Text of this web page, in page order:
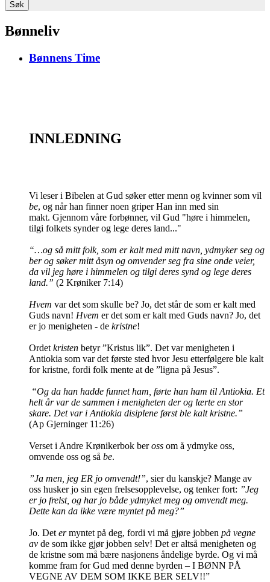
Søk
Bønneliv
Bønnens Time
INNLEDNING
Vi leser i Bibelen at Gud søker etter menn og kvinner som vil
be, og når han finner noen griper Han inn med sin
makt. Gjennom våre forbønner, vil Gud "høre i himmelen,
tilgi folkets synder og lege deres land..."
“…og så mitt folk, som er kalt med mitt navn, ydmyker seg og
ber og søker mitt åsyn og omvender seg fra sine onde veier,
da vil jeg høre i himmelen og tilgi deres synd og lege deres
land.” (2 Krøniker 7:14)
Hvem var det som skulle be? Jo, det står de som er kalt med
Guds navn! Hvem er det som er kalt med Guds navn? Jo, det
er jo menigheten - de kristne!
Ordet kristen betyr ”Kristus lik”. Det var menigheten i
Antiokia som var det første sted hvor Jesu etterfølgere ble kalt
for kristne, fordi folk mente at de ”ligna på Jesus”.
“Og da han hadde funnet ham, førte han ham til Antiokia. Et
helt år var de sammen i menigheten der og lærte en stor
skare. Det var i Antiokia disiplene først ble kalt kristne.”
(Ap Gjerninger 11:26)
Verset i Andre Krønikerbok beross om å ydmyke oss,
omvende oss og så be.
”Ja men, jeg ER jo omvendt!”, sier du kanskje? Mange av
oss husker jo sin egen frelsesopplevelse, og tenker fort: ”Jeg
er jo frelst, og har jo både ydmyket meg og omvendt meg.
Dette kan da ikke være myntet på meg?”
Jo. Det ermyntet på deg, fordi vi må gjøre jobben på vegne
av de som ikke gjør jobben selv! Det er altså menigheten og
de kristne som må bære nasjonens åndelige byrde. Og vi må
komme fram for Gud med denne byrden – I BØNN PÅ
VEGNE AV DEM SOM IKKE BER SELV!!”